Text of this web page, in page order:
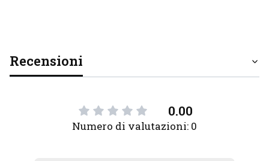
Recensioni
0.00
Numero di valutazioni: 0